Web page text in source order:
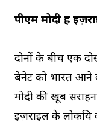
पीएम मोदी हैं
दोनों के बीच एक
बेनेट को भारत आने
मोदी की खूब
इज़राइल के